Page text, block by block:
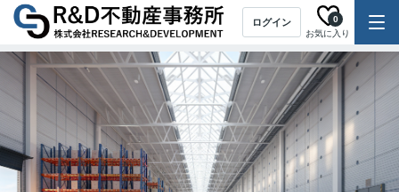
ログイン
お気に入り
0